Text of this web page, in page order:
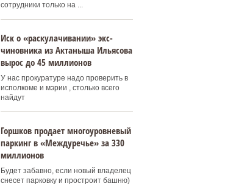
сотрудники только на ...
Иск о «раскулачивании» экс-
чиновника из Актаныша Ильясова
вырос до 45 миллионов
У нас прокуратуре надо проверить в
исполкоме и мэрии , столько всего
найдут
Горшков продает многоуровневый
паркинг в «Междуречье» за 330
миллионов
Будет забавно, если новый владелец
снесет парковку и простроит башню)